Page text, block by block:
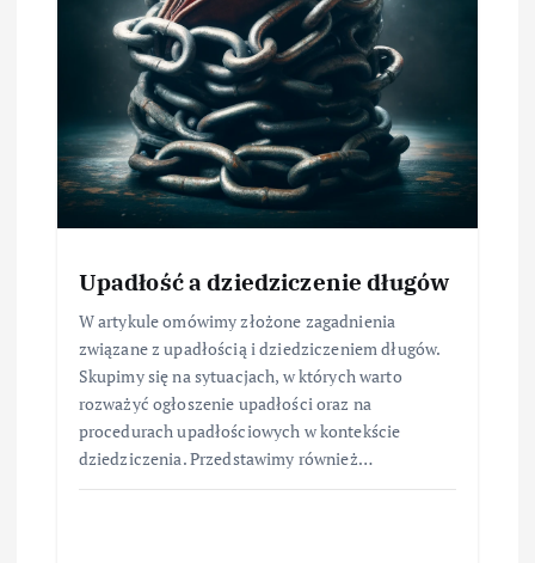
Upadłość a dziedziczenie długów
W artykule omówimy złożone zagadnienia
związane z upadłością i dziedziczeniem długów.
Skupimy się na sytuacjach, w których warto
rozważyć ogłoszenie upadłości oraz na
procedurach upadłościowych w kontekście
dziedziczenia. Przedstawimy również…